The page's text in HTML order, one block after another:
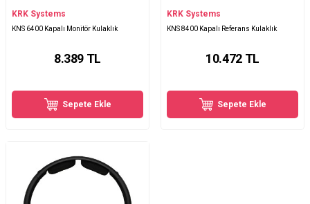
KRK Systems
KNS 6400 Kapalı Monitör Kulaklık
8.389 TL
Sepete Ekle
KRK Systems
KNS 8400 Kapalı Referans Kulaklık
10.472TL
Sepete Ekle